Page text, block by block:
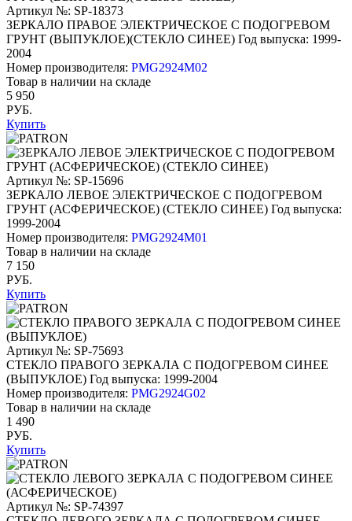
Артикул №: SP-18373
ЗЕРКАЛО ПРАВОЕ ЭЛЕКТРИЧЕСКОЕ С ПОДОГРЕВОМ
ГРУНТ (ВЫПУКЛОЕ)(СТЕКЛО СИНЕЕ) Год выпуска: 1999-
2004
Номер производителя: PMG2924M02
Товар в наличии на складе
5 950
РУБ.
Купить
Артикул №: SP-15696
ЗЕРКАЛО ЛЕВОЕ ЭЛЕКТРИЧЕСКОЕ С ПОДОГРЕВОМ
ГРУНТ (АСФЕРИЧЕСКОЕ) (СТЕКЛО СИНЕЕ) Год выпуска:
1999-2004
Номер производителя: PMG2924M01
Товар в наличии на складе
7 150
РУБ.
Купить
Артикул №: SP-75693
СТЕКЛО ПРАВОГО ЗЕРКАЛА С ПОДОГРЕВОМ СИНЕЕ
(ВЫПУКЛОЕ) Год выпуска: 1999-2004
Номер производителя: PMG2924G02
Товар в наличии на складе
1 490
РУБ.
Купить
Артикул №: SP-74397